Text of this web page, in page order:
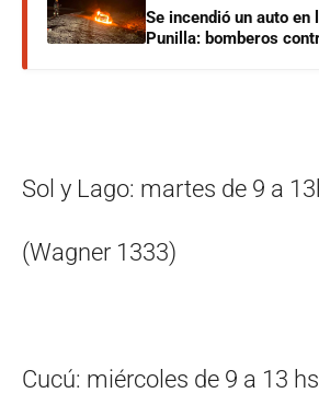
Se incendió un auto en
Punilla: bomberos
Sol y Lago: martes de 9 a
(Wagner 1333)
Cucú: miércoles de 9 a 13